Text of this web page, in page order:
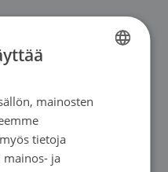
valintojen
Toimivia
tuotteiden
FINNISH
mainosten
tietoja
mainos- ja